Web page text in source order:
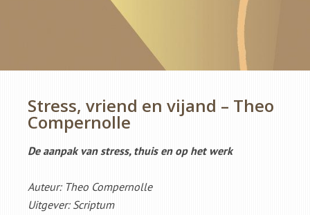
Stress, vriend en vijand – Theo
Compernolle
De aanpak van stress, thuis en op het werk
Auteur: Theo Compernolle
Uitgever: Scriptum